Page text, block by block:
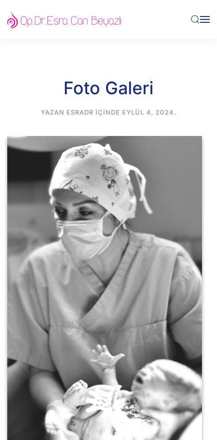
Skip to main content
Foto Galeri
YAZAN ESRADR IÇINDE EYLÜL 4, 2024.